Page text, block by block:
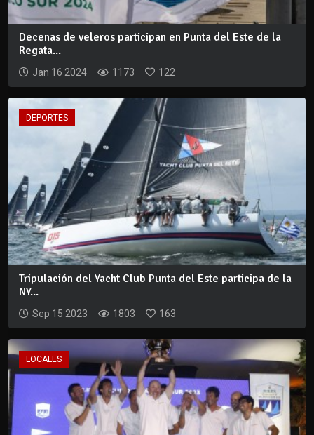
Decenas de veleros participan en Punta del Este de la
Regata...
Jan 16 2024 1173 122
DEPORTES
Tripulación del Yacht Club Punta del Este participa de la
NY...
Sep 15 2023 1803 163
LOCALES